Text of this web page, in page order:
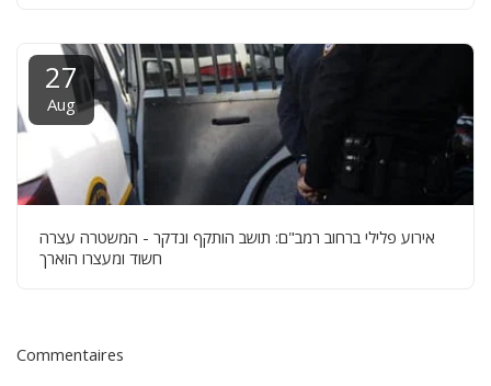
27
Aug
אירוע פלילי ברחוב רמב"ם: תושב הותקף ונדקר - המשטרה עצרה
חשוד ומעצרו הוארך
Commentaires